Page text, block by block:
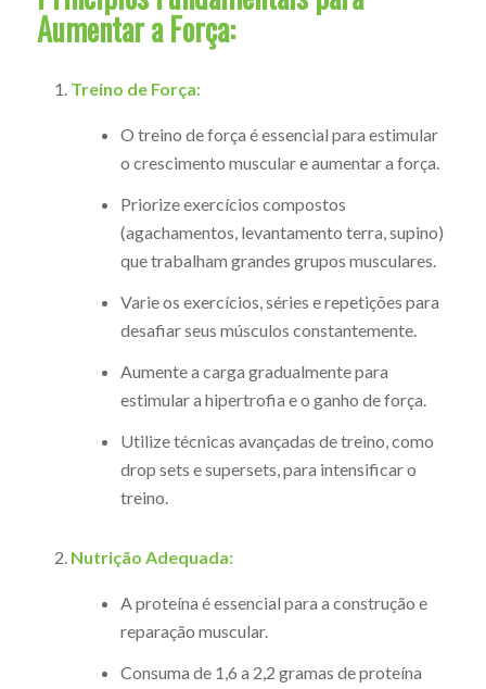
Aumentar a Força:
Treino de Força:
O treino de força é essencial para estimular
o crescimento muscular e aumentar a força.
Priorize exercícios compostos
(agachamentos, levantamento terra, supino)
que trabalham grandes grupos musculares.
Varie os exercícios, séries e repetições para
desafiar seus músculos constantemente.
Aumente a carga gradualmente para
estimular a hipertrofia e o ganho de força.
Utilize técnicas avançadas de treino, como
drop sets e supersets, para intensificar o
treino.
Nutrição Adequada:
A proteína é essencial para a construção e
reparação muscular.
Consuma de 1,6 a 2,2 gramas de proteína